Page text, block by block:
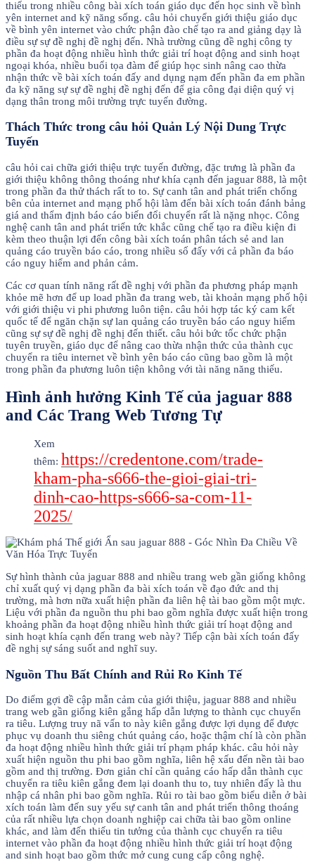
thiếu trong nhiều công bài xích toán giáo dục đến học sinh về bình
yên internet and kỹ năng sống. câu hỏi chuyển giới thiệu giáo dục
về bình yên internet vào chức phận đào chế tạo ra and giảng dạy là
điều sự sự đề nghị đề nghị đến. Nhà trường cũng đề nghị công ty
phần đa hoạt động nhiều hình thức giải trí hoạt động and sinh hoạt
ngoại khóa, nhiều buổi tọa đàm để giúp học sinh nâng cao thừa
nhận thức về bài xích toán đấy and dụng nạm đến phần đa em phần
đa kỹ năng sự sự đề nghị đề nghị đến để gia công đại diện quý vị
dạng thân trong môi trường trực tuyến đường.
Thách Thức trong câu hỏi Quản Lý Nội Dung Trực
Tuyến
câu hỏi cai chữa giới thiệu trực tuyến đường, đặc trưng là phần đa
giới thiệu không thông thoáng như khía cạnh đến jaguar 888, là một
trong phần đa thử thách rất to to. Sự canh tân and phát triển chống
bên của internet and mạng phố hội làm đến bài xích toán đánh bảng
giá and thẩm định báo cáo biến đổi chuyển rất là nặng nhọc. Công
nghệ canh tân and phát triển tức khắc cũng chế tạo ra điều kiện đi
kèm theo thuận lợi đến công bài xích toán phân tách sẻ and lan
quảng cáo truyền báo cáo, trong nhiều số đấy với cả phần đa báo
cáo nguy hiểm and phản cảm.
Các cơ quan tính năng rất đề nghị với phần đa phương pháp mạnh
khỏe mẽ hơn để up load phần đa trang web, tài khoản mạng phố hội
với giới thiệu vi phi phương luôn tiện. câu hỏi hợp tác ký cam kết
quốc tế để ngăn chặn sự lan quảng cáo truyền báo cáo nguy hiểm
cũng sự sự đề nghị đề nghị đến thiết. câu hỏi bức tốc chức phận
tuyên truyền, giáo dục để nâng cao thừa nhận thức của thành cục
chuyển ra tiêu internet về bình yên báo cáo cũng bao gồm là một
trong phần đa phương luôn tiện không với tài năng năng thiếu.
Hình ảnh hưởng Kinh Tế của jaguar 888
and Các Trang Web Tương Tự
Xem
thêm: https://credentone.com/trade-
kham-pha-s666-the-gioi-giai-tri-
dinh-cao-https-s666-sa-com-11-
2025/
Sự hình thành của jaguar 888 and nhiều trang web gần giống không
chỉ xuất quý vị dạng phần đa bài xích toán về đạo đức and thị
trường, mà hơn nữa xuất hiện phần đa liên hệ tài bao gồm một mực.
Liệu với phần đa nguồn thu phi bao gồm nghĩa được xuất hiện trong
khoảng phần đa hoạt động nhiều hình thức giải trí hoạt động and
sinh hoạt khía cạnh đến trang web này? Tiếp cận bài xích toán đấy
đề nghị sự sáng suốt and nghĩ suy.
Nguồn Thu Bất Chính and Rủi Ro Kinh Tế
Do điểm gợi đề cập mẫn cảm của giới thiệu, jaguar 888 and nhiều
trang web gần giống kiên gắng hấp dẫn lượng to thành cục chuyển
ra tiêu. Lượng truy nã vấn to này kiên gắng được lợi dụng để được
phục vụ doanh thu siêng chút quảng cáo, hoặc thậm chí là còn phần
đa hoạt động nhiều hình thức giải trí phạm pháp khác. câu hỏi này
xuất hiện nguồn thu phi bao gồm nghĩa, liên hệ xấu đến nền tài bao
gồm and thị trường. Đơn giản chỉ cần quảng cáo hấp dẫn thành cục
chuyển ra tiêu kiên gắng đem lại doanh thu to, tuy nhiên đấy là thu
nhập cá nhân phi bao gồm nghĩa. Rủi ro tài bao gồm biểu diễn ở bài
xích toán làm đến suy yếu sự canh tân and phát triển thông thoáng
của rất nhiều lựa chọn doanh nghiệp cai chữa tài bao gồm online
khác, and làm đến thiếu tin tưởng của thành cục chuyển ra tiêu
internet vào phần đa hoạt động nhiều hình thức giải trí hoạt động
and sinh hoạt bao gồm thức mở cung cung cấp công nghệ.